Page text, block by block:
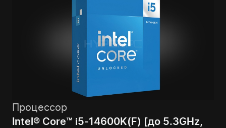
Процессор
Intel® Core™ i5-14600K(F) [до 5.3GHz,